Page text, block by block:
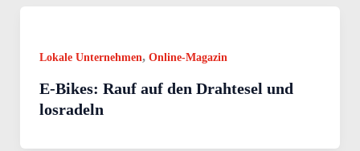
Lokale Unternehmen, Online-Magazin
E-Bikes: Rauf auf den Drahtesel und
losradeln